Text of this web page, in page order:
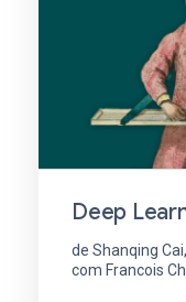
Deep
de Shanqing
com Francois